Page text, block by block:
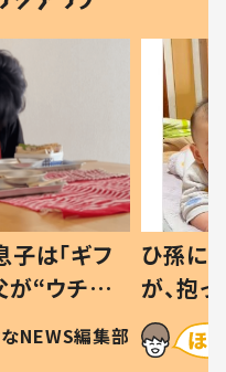
は「ギフ
が“ウチ給
由とは #令
なNEWS編集部
ひ孫に
が、抱
に「涙
方ない」